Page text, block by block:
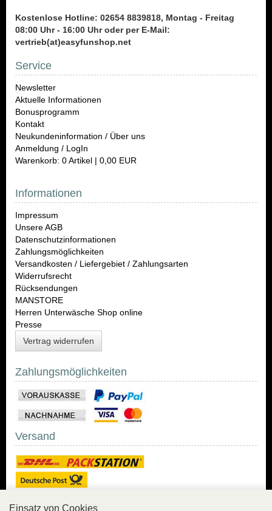
Kostenlose Hotline: 02654 8839818, Montag - Freitag
08:00 Uhr - 16:00 Uhr oder per E-Mail:
vertrieb(at)easyfunshop.net
Service
Newsletter
Aktuelle Informationen
Bonusprogramm
Kontakt
Neukundeninformation / Über uns
Anmeldung / LogIn
Warenkorb: 0 Artikel | 0,00 EUR
Informationen
Impressum
Unsere AGB
Datenschutzinformationen
Zahlungsmöglichkeiten
Versandkosten / Liefergebiet / Zahlungsarten
Widerrufsrecht
Rücksendungen
MANSTORE
Herren Unterwäsche Shop online
Presse
Vertrag widerrufen
Zahlungsmöglichkeiten
Versand
Einsatz von Cookies